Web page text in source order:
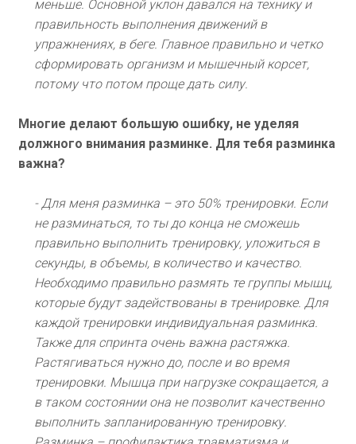
меньше. Основной уклон давался на технику и
правильность выполнения движений в
упражнениях, в беге. Главное правильно и четко
сформировать организм и мышечный корсет,
потому что потом проще дать силу.
Многие делают большую ошибку, не уделяя
должного внимания разминке. Для тебя разминка
важна?
- Для меня разминка – это 50% тренировки. Если
не разминаться, то ты до конца не сможешь
правильно выполнить тренировку, уложиться в
секунды, в объемы, в количество и качество.
Необходимо правильно размять те группы мышц,
которые будут задействованы в тренировке. Для
каждой тренировки индивидуальная разминка.
Также для спринта очень важна растяжка.
Растягиваться нужно до, после и во время
тренировки. Мышца при нагрузке сокращается, а
в таком состоянии она не позволит качественно
выполнить запланированную тренировку.